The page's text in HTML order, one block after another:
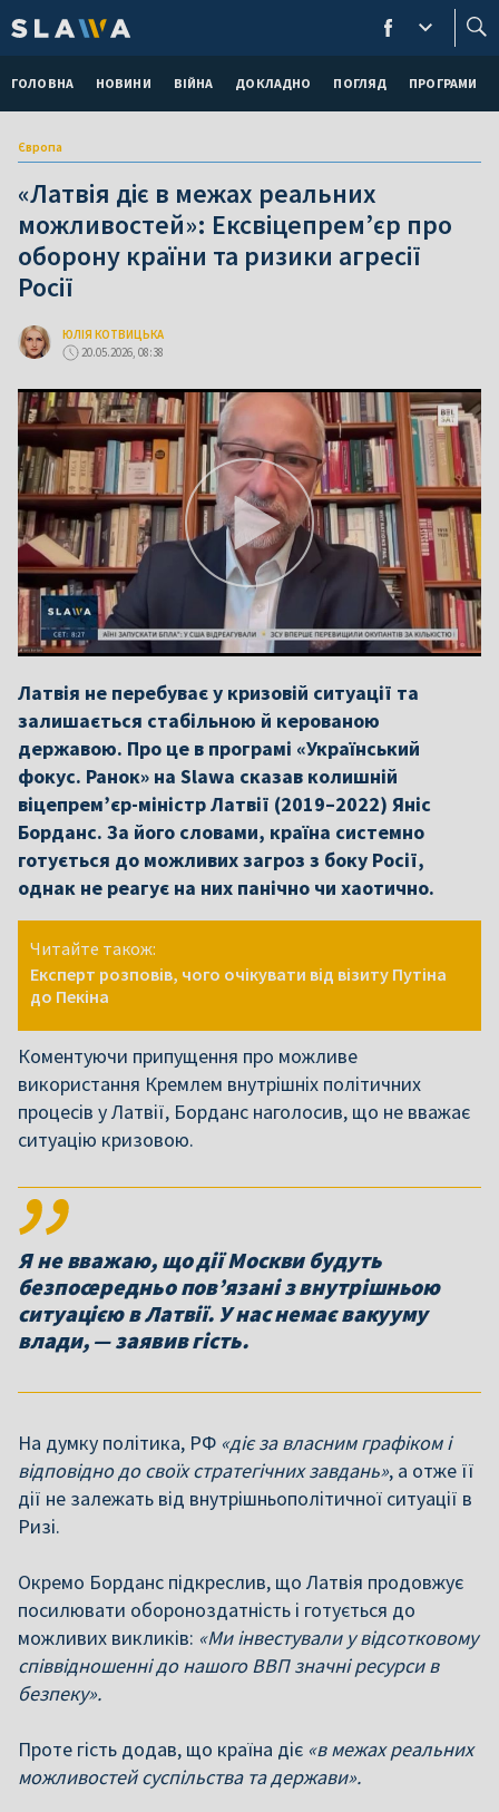
ГОЛОВНА НОВИНИ ВІЙНА ДОКЛАДНО ПОГЛЯД ПРОГРАМИ
Європа
«Латвія діє в межах реальних
можливостей»: Ексвіцепрем’єр про
оборону країни та ризики агресії
Росії
ЮЛІЯ КОТВИЦЬКА
20.05.2026, 08:38
Латвія не перебуває у кризовій ситуації та
залишається стабільною й керованою
державою. Про це в програмі «Український
фокус. Ранок» на Slawa сказав колишній
віцепрем’єр-міністр Латвії (2019–2022) Яніс
Борданс. За його словами, країна системно
готується до можливих загроз з боку Росії,
однак не реагує на них панічно чи хаотично.
Читайте також:
Експерт розповів, чого очікувати від візиту Путіна
до Пекіна
Коментуючи припущення про можливе
використання Кремлем внутрішніх політичних
процесів у Латвії, Борданс наголосив, що не вважає
ситуацію кризовою.
Я не вважаю, що дії Москви будуть
безпосередньо пов’язані з внутрішньою
ситуацією в Латвії. У нас немає вакууму
влади, — заявив гість.
На думку політика, РФ «діє за власним графіком і
відповідно до своїх стратегічних завдань», а отже її
дії не залежать від внутрішньополітичної ситуації в
Ризі.
Окремо Борданс підкреслив, що Латвія продовжує
посилювати обороноздатність і готується до
можливих викликів: «Ми інвестували у відсотковому
співвідношенні до нашого ВВП значні ресурси в
безпеку».
Проте гість додав, що країна діє «в межах реальних
можливостей суспільства та держави».